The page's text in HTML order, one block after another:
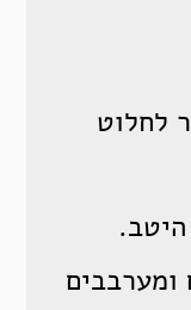
לחלוט
ומערבבים